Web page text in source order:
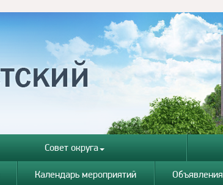
Совет округа
Календарь мероприятий Объявления